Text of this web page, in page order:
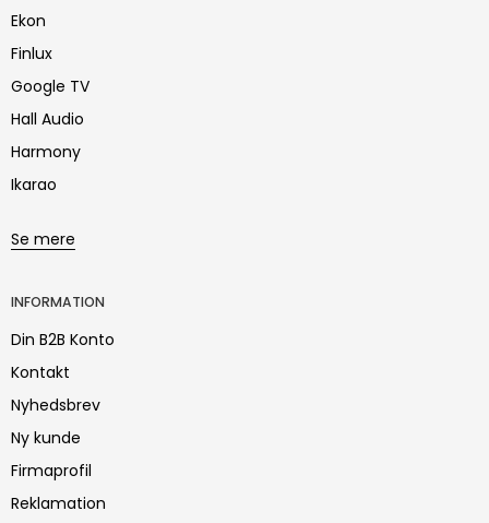
Ekon
Finlux
Google TV
Hall Audio
Harmony
Ikarao
Se mere
INFORMATION
Din B2B Konto
Kontakt
Nyhedsbrev
Ny kunde
Firmaprofil
Reklamation